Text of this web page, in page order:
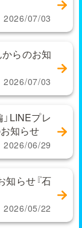
2026/07/03
らのお知
2026/07/03
LINEプレ
知らせ
2026/06/29
らせ『石
2026/05/22